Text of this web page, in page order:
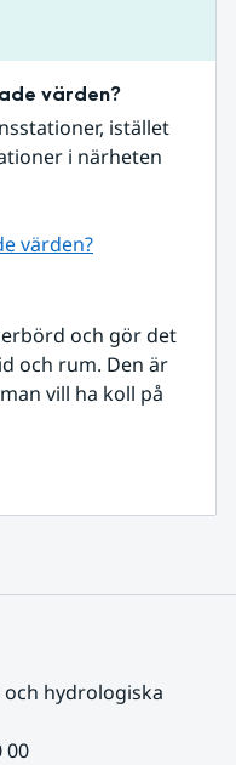
värden?
istället
i närheten
värden?
och gör det
och rum. Den är
vill ha koll på
hydrologiska
00